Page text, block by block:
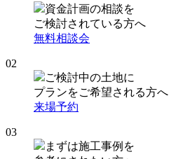
資金計画の相談を
ご検討されている方へ
無料相談会
02
ご検討中の土地に
プランをご希望される方へ
来場予約
03
まずは施工事例を